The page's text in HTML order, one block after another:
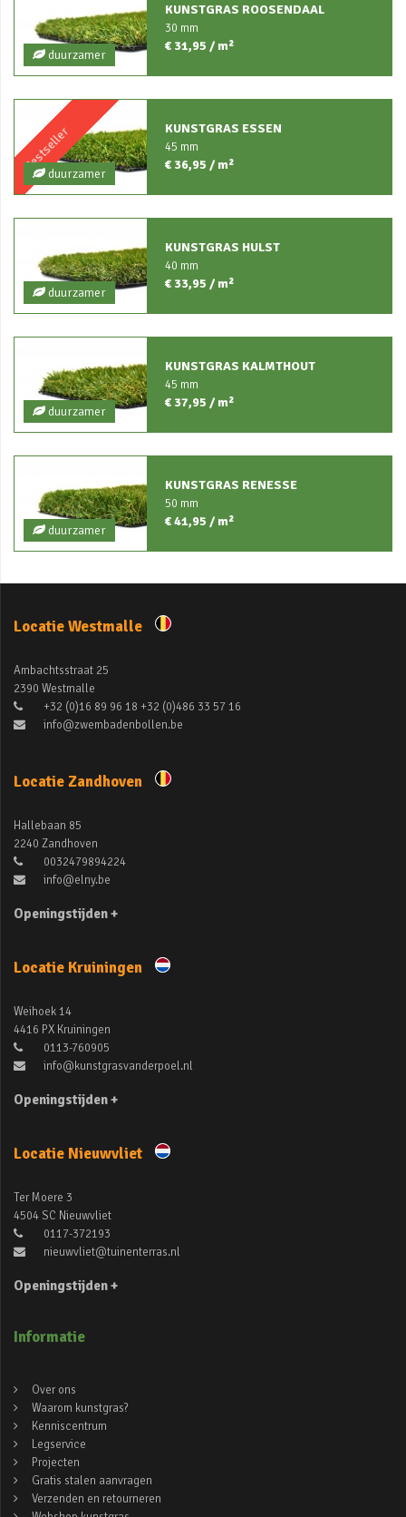
duurzamer
KUNSTGRAS ROOSENDAAL
30 mm
€ 31,95 / m²
Bestsellerduurzamer
KUNSTGRAS ESSEN
45 mm
€ 36,95 / m²
duurzamer
KUNSTGRAS HULST
40 mm
€ 33,95 / m²
duurzamer
KUNSTGRAS KALMTHOUT
45 mm
€ 37,95 / m²
duurzamer
KUNSTGRAS RENESSE
50 mm
€ 41,95 / m²
Locatie Westmalle
Ambachtsstraat 25
2390 Westmalle
+32 (0)16 89 96 18 +32 (0)486 33 57 16
info@zwembadenbollen.be
Locatie Zandhoven
Hallebaan 85
2240 Zandhoven
0032479894224
info@elny.be
Openingstijden +
Locatie Kruiningen
Weihoek 14
4416 PX Kruiningen
0113-760905
info@kunstgrasvanderpoel.nl
Openingstijden +
Locatie Nieuwvliet
Ter Moere 3
4504 SC Nieuwvliet
0117-372193
nieuwvliet@tuinenterras.nl
Openingstijden +
Informatie
Over ons
Waarom kunstgras?
Kenniscentrum
Legservice
Projecten
Gratis stalen aanvragen
Verzenden en retourneren